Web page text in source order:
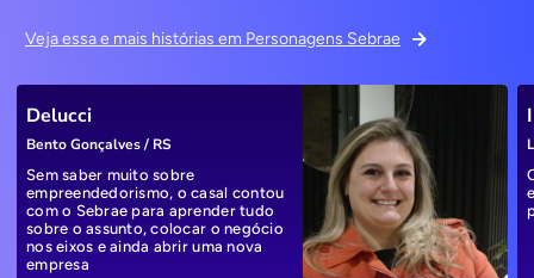
Veja essa e mais histórias em Personagens Sebrae
Delucci
Bento Gonçalves / RS
Sem saber muito sobre
empreendedorismo, o casal contou
com o Sebrae para aprender tudo
sobre o assunto, colocar o negócio
nos eixos e ainda abrir uma nova
empresa